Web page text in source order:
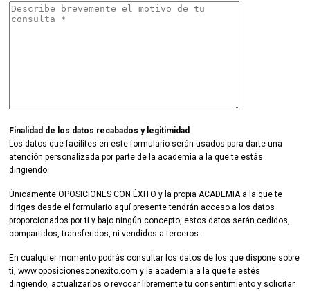
Finalidad de los datos recabados y legitimidad
Los datos que facilites en este formulario serán usados para darte una
atención personalizada por parte de la academia a la que te estás
dirigiendo.
Únicamente OPOSICIONES CON ÉXITO y la propia ACADEMIA a la que te
diriges desde el formulario aquí presente tendrán acceso a los datos
proporcionados por ti y bajo ningún concepto, estos datos serán cedidos,
compartidos, transferidos, ni vendidos a terceros.
En cualquier momento podrás consultar los datos de los que dispone sobre
ti, www.oposicionesconexito.com y la academia a la que te estés
dirigiendo, actualizarlos o revocar libremente tu consentimiento y solicitar